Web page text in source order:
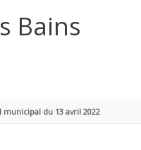
Bains
municipal du 13 avril 2022